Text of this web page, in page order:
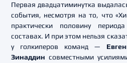
Первая двадцатиминутка
события, несмотря на то, что
практически половину
составах. И при этом нельзя
у голкиперов команд —
Зинаддин совместными